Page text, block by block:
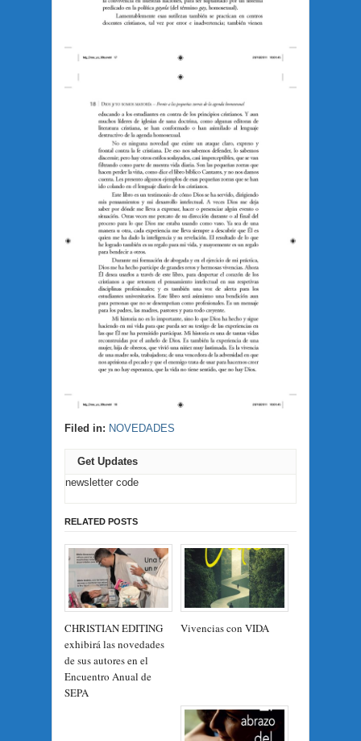
Filed in: NOVEDADES
Get Updates
newsletter code
RELATED POSTS
CHRISTIAN EDITING
exhibirá las novedades
de sus autores en el
Encuentro Anual de
SEPA
Vivencias con VIDA